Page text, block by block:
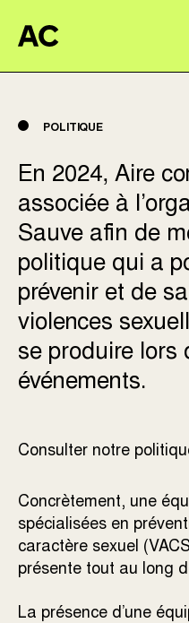
Aire Commune
POLITIQUE
En 2024, Aire
associée à
Sauve afin de
politique qui a
prévenir et de
violences
se produire lors
événements.
Consulter notre
Concrètement, une
spécialisées en
caractère sexuel
présente tout au long
La présence d’une